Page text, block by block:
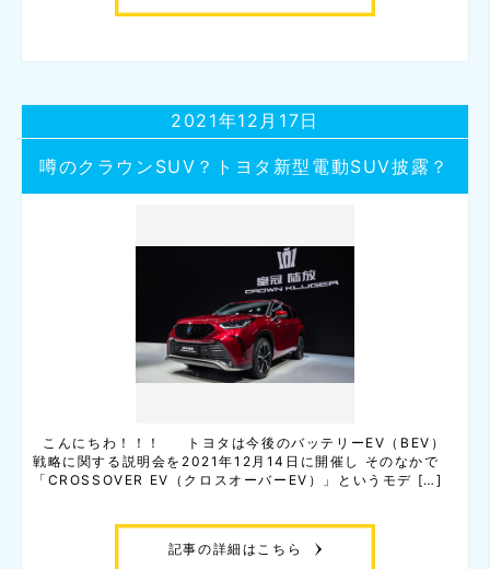
噂のクラウンSUV？トヨタ新型電動SUV披露？
2021年12月17日
こんにちわ！！！ トヨタは今後のバッテリーEV（BEV）
戦略に関する説明会を2021年12月14日に開催し そのなかで
「CROSSOVER EV（クロスオーバーEV）」というモデ […]
記事の詳細はこちら